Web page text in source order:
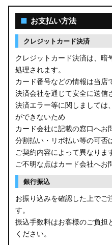
■ お支払い方法
クレジットカード決済
クレジットカード決済は、暗
処理されます。
カード番号などの情報は当店
決済会社を通じて安全に送信
決済エラー等に関しましては
ができないため
カード会社に記載の窓口へお
分割払い・リボ払い等の可否
ご契約内容によって異なりま
ご不明な点はカード会社へお
銀行振込
お振り込みを確認した上でご
す。
振込手数料はお客様のご負担
ください。